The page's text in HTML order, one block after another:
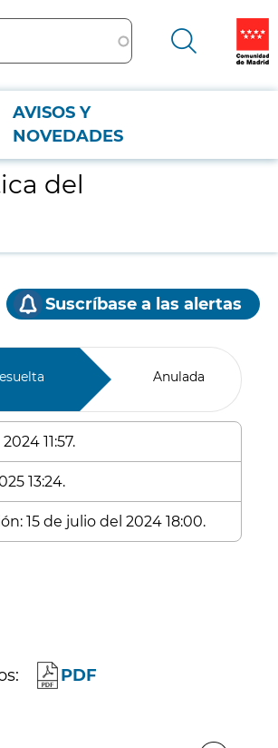
AVISOS Y
NOVEDADES
del
Suscríbase a las alertas
Anulada
11:57.
13:24.
15 de julio del 2024 18:00.
PDF